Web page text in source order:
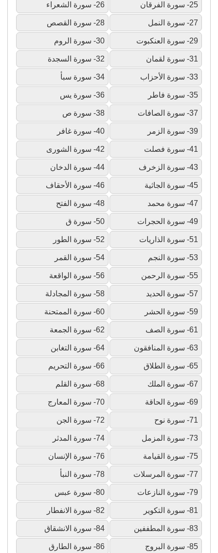
25- سورة الفرقان 26- سورة الشعراء
27- سورة النمل 28- سورة القصص
29- سورة العنكبوت 30- سورة الروم
31- سورة لقمان 32- سورة السجدة
33- سورة الأحزاب 34- سورة سبأ
35- سورة فاطر 36- سورة يس
37- سورة الصافات 38- سورة ص
39- سورة الزمر 40- سورة غافر
41- سورة فصلت 42- سورة الشورى
43- سورة الزخرف 44- سورة الدخان
45- سورة الجاثية 46- سورة الأحقاف
47- سورة محمد 48- سورة الفتح
49- سورة الحجرات 50- سورة ق
51- سورة الذاريات 52- سورة الطور
53- سورة النجم 54- سورة القمر
55- سورة الرحمن 56- سورة الواقعة
57- سورة الحديد 58- سورة المجادلة
59- سورة الحشر 60- سورة الممتحنة
61- سورة الصف 62- سورة الجمعة
63- سورة المنافقون 64- سورة التغابن
65- سورة الطلاق 66- سورة التحريم
67- سورة الملك 68- سورة القلم
69- سورة الحاقة 70- سورة المعارج
71- سورة نوح 72- سورة الجن
73- سورة المزمل 74- سورة المدثر
75- سورة القيامة 76- سورة الإنسان
77- سورة المرسلات 78- سورة النبأ
79- سورة النازعات 80- سورة عبس
81- سورة التكوير 82- سورة الانفطار
83- سورة المطففين 84- سورة الانشقاق
85- سورة البروج 86- سورة الطارق